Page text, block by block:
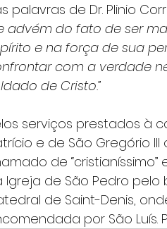
palavras de Dr. Plinio
advém do fato de ser
e na força de sua
com a verdade
de Cristo.”
serviços prestados à
e de São Gregório
de “cristianíssimo”
Igreja de São Pedro
de Saint-Denis,
por São Luís.